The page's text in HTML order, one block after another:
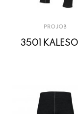
PROJOB
3501